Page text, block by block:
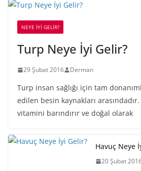
NEYE İYİ GELİR?
Turp Neye İyi Gelir?
29 Şubat 2016 Derman
Turp insan sağlığı için tam
edilen besin kaynakları
vitamini barındırır ve doğal olarak
Havuç Neye
20 Şubat